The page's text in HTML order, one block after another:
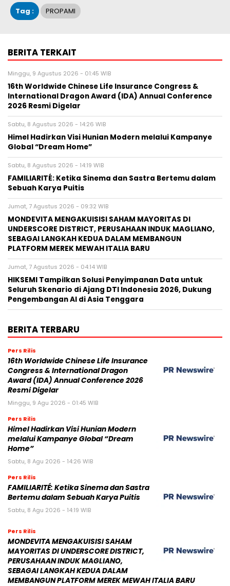
Tag : PROPAMI
BERITA TERKAIT
Minggu, 9 Agustus 2026 - 01:45 WIB
16th Worldwide Chinese Life Insurance Congress &
International Dragon Award (IDA) Annual Conference
2026 Resmi Digelar
Sabtu, 8 Agustus 2026 - 14:26 WIB
Himel Hadirkan Visi Hunian Modern melalui Kampanye
Global “Dream Home”
Sabtu, 8 Agustus 2026 - 14:19 WIB
FAMILIARITÉ: Ketika Sinema dan Sastra Bertemu dalam
Sebuah Karya Puitis
Jumat, 7 Agustus 2026 - 09:32 WIB
MONDEVITA MENGAKUISISI SAHAM MAYORITAS DI
UNDERSCORE DISTRICT, PERUSAHAAN INDUK MAGLIANO,
SEBAGAI LANGKAH KEDUA DALAM MEMBANGUN
PLATFORM MEREK MEWAH ITALIA BARU
Jumat, 7 Agustus 2026 - 04:14 WIB
HIKSEMI Tampilkan Solusi Penyimpanan Data untuk
Seluruh Skenario di Ajang DTI Indonesia 2026, Dukung
Pengembangan AI di Asia Tenggara
BERITA TERBARU
Pers Rilis
16th Worldwide Chinese Life Insurance
Congress & International Dragon
Award (IDA) Annual Conference 2026
Resmi Digelar
Minggu, 9 Agu 2026 - 01:45 WIB
Pers Rilis
Himel Hadirkan Visi Hunian Modern
melalui Kampanye Global “Dream
Home”
Sabtu, 8 Agu 2026 - 14:26 WIB
Pers Rilis
FAMILIARITÉ: Ketika Sinema dan Sastra
Bertemu dalam Sebuah Karya Puitis
Sabtu, 8 Agu 2026 - 14:19 WIB
Pers Rilis
MONDEVITA MENGAKUISISI SAHAM
MAYORITAS DI UNDERSCORE DISTRICT,
PERUSAHAAN INDUK MAGLIANO,
SEBAGAI LANGKAH KEDUA DALAM
MEMBANGUN PLATFORM MEREK MEWAH ITALIA BARU